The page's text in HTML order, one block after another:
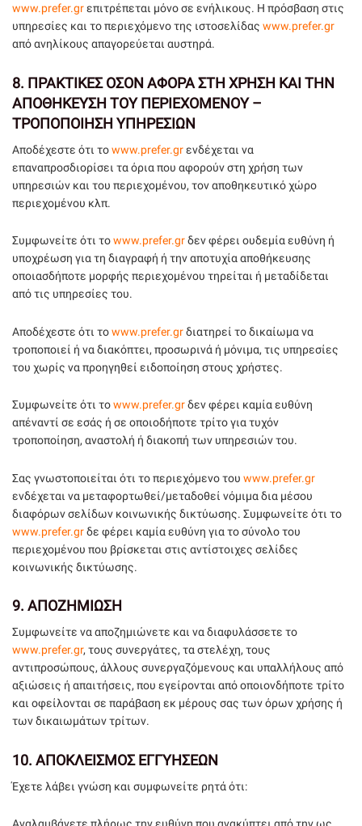
www.prefer.grεπιτρέπεται μόνο σε ενήλικους. Η πρόσβαση στις
υπηρεσίες και το περιεχόμενο της ιστοσελίδας www.prefer.gr
από ανηλίκους απαγορεύεται αυστηρά.
8. ΠΡΑΚΤΙΚΕΣ ΟΣΟΝ ΑΦΟΡΑ ΣΤΗ ΧΡΗΣΗ ΚΑΙ ΤΗΝ
ΑΠΟΘΗΚΕΥΣΗ ΤΟΥ ΠΕΡΙΕΧΟΜΕΝΟΥ –
ΤΡΟΠΟΠΟΙΗΣΗ ΥΠΗΡΕΣΙΩΝ
Αποδέχεστε ότι τοwww.prefer.grενδέχεται να
επαναπροσδιορίσει τα όρια που αφορούν στη χρήση των
υπηρεσιών και του περιεχομένου, τον αποθηκευτικό χώρο
περιεχομένου κλπ.
Συμφωνείτε ότι τοwww.prefer.grδεν φέρει ουδεμία ευθύνη ή
υποχρέωση για τη διαγραφή ή την αποτυχία αποθήκευσης
οποιασδήποτε μορφής περιεχομένου τηρείται ή μεταδίδεται
από τις υπηρεσίες του.
Αποδέχεστε ότι τοwww.prefer.grδιατηρεί το δικαίωμα να
τροποποιεί ή να διακόπτει, προσωρινά ή μόνιμα, τις υπηρεσίες
του χωρίς να προηγηθεί ειδοποίηση στους χρήστες.
Συμφωνείτε ότι τοwww.prefer.grδεν φέρει καμία ευθύνη
απέναντί σε εσάς ή σε οποιοδήποτε τρίτο για τυχόν
τροποποίηση, αναστολή ή διακοπή των υπηρεσιών του.
Σας γνωστοποιείται ότι το περιεχόμενο του www.prefer.gr
ενδέχεται να μεταφορτωθεί/μεταδοθεί νόμιμα δια μέσου
διαφόρων σελίδων κοινωνικής δικτύωσης. Συμφωνείτε ότι το
www.prefer.grδε φέρει καμία ευθύνη για το σύνολο του
περιεχομένου που βρίσκεται στις αντίστοιχες σελίδες
κοινωνικής δικτύωσης.
9. ΑΠΟΖΗΜΙΩΣΗ
Συμφωνείτε να αποζημιώνετε και να διαφυλάσσετε το
www.prefer.gr, τους συνεργάτες, τα στελέχη, τους
αντιπροσώπους, άλλους συνεργαζόμενους και υπαλλήλους από
αξιώσεις ή απαιτήσεις, που εγείρονται από οποιονδήποτε τρίτο
και οφείλονται σε παράβαση εκ μέρους σας των όρων χρήσης ή
των δικαιωμάτων τρίτων.
10. ΑΠΟΚΛΕΙΣΜΟΣ ΕΓΓΥΗΣΕΩΝ
Έχετε λάβει γνώση και συμφωνείτε ρητά ότι: